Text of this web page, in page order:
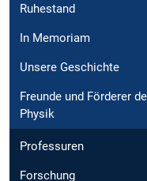
Ruhestand
In Memoriam
Unsere Geschichte
Freunde und Förderer
Physik
Professuren
Forschung